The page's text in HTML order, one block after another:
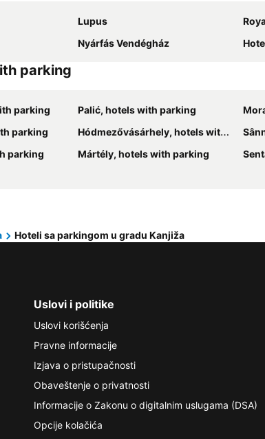
Lupus
Nyárfás Vendégház
parking
parking Palić, hotels with parking
parking Hódmezővásárhely, hotels with parking
parking Mártély, hotels with parking
Hoteli sa parkingom u gradu Kanjiža
Uslovi i politike
Uslovi korišćenja
Pravne informacije
Izjava o pristupačnosti
Obaveštenje o privatnosti
Informacije o Zakonu o digitalnim uslugama (DSA)
Opcije kolačića